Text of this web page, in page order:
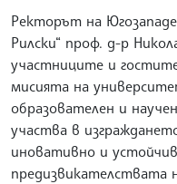
Ректорът на
Рилски“ проф. д-р
участниците и
мисията на
образователен и
участва в
иновативно и
предизвикателствата